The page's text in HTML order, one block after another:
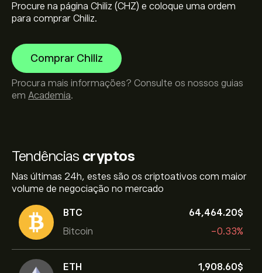
Tendências cryptos
Nas últimas 24h, estes são os criptoativos com maior
volume de negociação no mercado
BTC
Bitcoin
64,464.20‎$‎
-0.33%
ETH
1,908.60‎$‎
Procure na página Chiliz (CHZ) e coloque uma ordem
para comprar Chiliz.
Comprar Chiliz
Procura mais informações? Consulte os nossos guias
em Academia.